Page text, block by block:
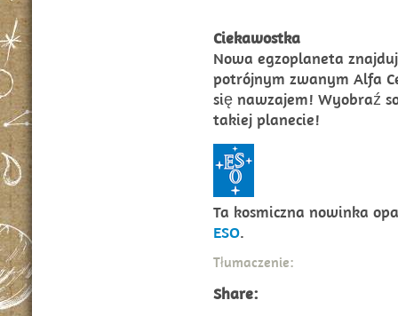
Ciekawostka
Nowa egzoplaneta
potrójnym zwanym Alfa
się nawzajem! Wyobraź
takiej planecie!
Ta kosmiczna nowinka
ESO.
Tłumaczenie:
Share: